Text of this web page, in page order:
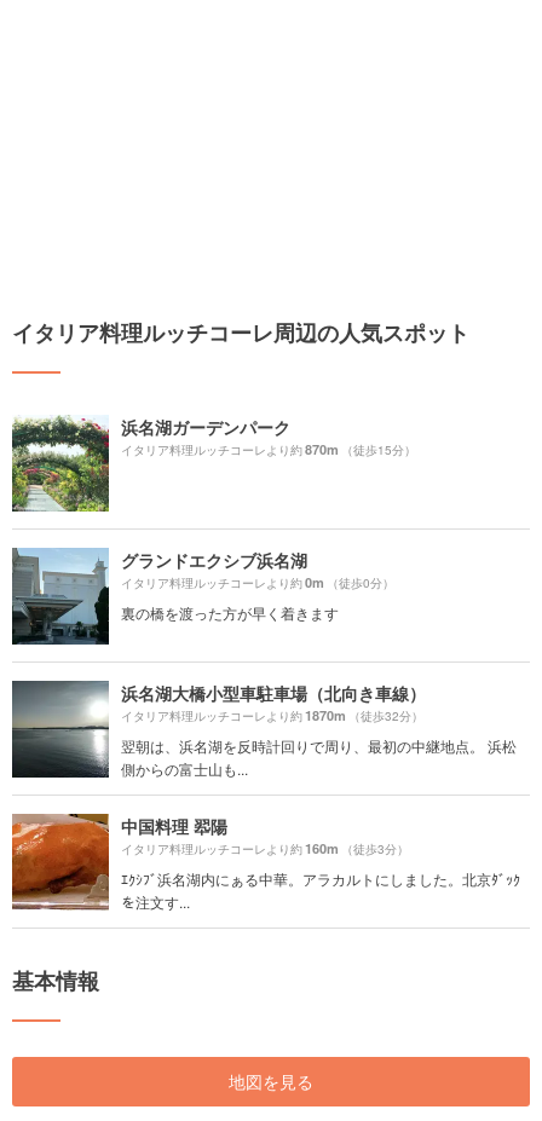
イタリア料理ルッチコーレ周辺の人気スポット
浜名湖ガーデンパーク
イタリア料理ルッチコーレより約870m （徒歩15分）
グランドエクシブ浜名湖
イタリア料理ルッチコーレより約0m （徒歩0分）
裏の橋を渡った方が早く着きます
浜名湖大橋小型車駐車場（北向き車線）
イタリア料理ルッチコーレより約1870m （徒歩32分）
翌朝は、浜名湖を反時計回りで周り、最初の中継地点。 浜松
側からの富士山も...
中国料理 翆陽
イタリア料理ルッチコーレより約160m （徒歩3分）
ｴｸｼﾌﾞ浜名湖内にぁる中華。アラカルトにしました。北京ﾀﾞｯｸ
を注文す...
基本情報
地図を見る